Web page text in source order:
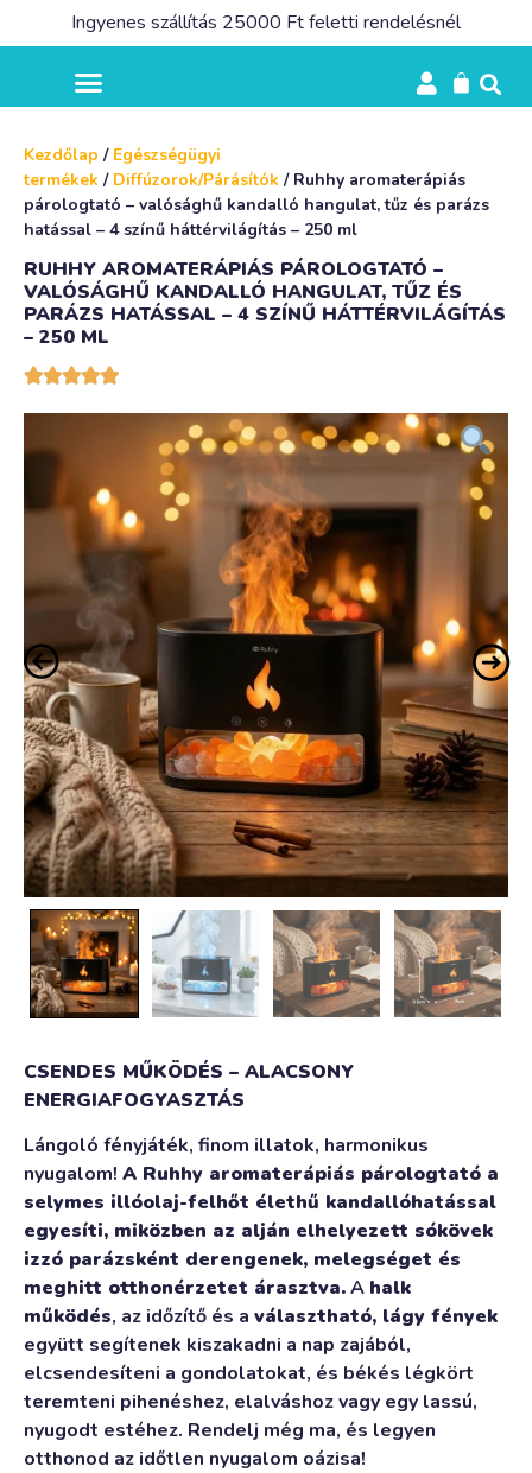
Ingyenes szállítás 25000 Ft feletti rendelésnél
Kezdőlap / Egészségügyi
termékek / Diffúzorok/Párásítók / Ruhhy aromaterápiás
párologtató – valósághű kandalló hangulat, tűz és parázs
hatással – 4 színű háttérvilágítás – 250 ml
RUHHY AROMATERÁPIÁS PÁROLOGTATÓ –
VALÓSÁGHŰ KANDALLÓ HANGULAT, TŰZ ÉS
PARÁZS HATÁSSAL – 4 SZÍNŰ HÁTTÉRVILÁGÍTÁS
– 250 ML

CSENDES MŰKÖDÉS – ALACSONY
ENERGIAFOGYASZTÁS
Lángoló fényjáték, finom illatok, harmonikus
nyugalom! A Ruhhy aromaterápiás párologtató a
selymes illóolaj-felhőt élethű kandallóhatással
egyesíti, miközben az alján elhelyezett sókövek
izzó parázsként derengenek, melegséget és
meghitt otthonérzetet árasztva.A halk
működés, az időzítő és a választható, lágy fények
együtt segítenek kiszakadni a nap zajából,
elcsendesíteni a gondolatokat, és békés légkört
teremteni pihenéshez, elalváshoz vagy egy lassú,
nyugodt estéhez. Rendelj még ma, és legyen
otthonod az időtlen nyugalom oázisa!